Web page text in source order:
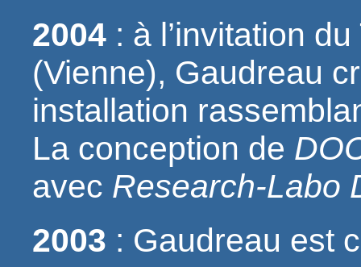
2004 : à l’invitation
(Vienne), Gaudreau
installation
La conception de
avec Research-Labo
2003 : Gaudreau est